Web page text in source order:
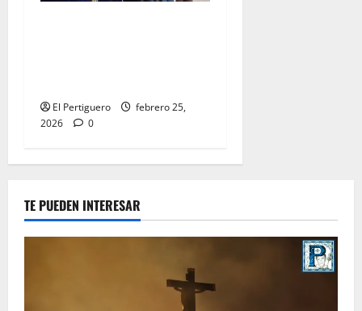
El Pertiguero
febrero 25,
2026
0
TE PUEDEN INTERESAR